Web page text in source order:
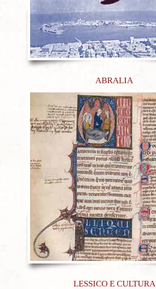
ABRALIA
LESSICO E CULTURA